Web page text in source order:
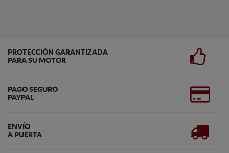
PROTECCIÓN GARANTIZADA
PARA SU MOTOR
PAGO SEGURO
PAYPAL
ENVÍO
A PUERTA